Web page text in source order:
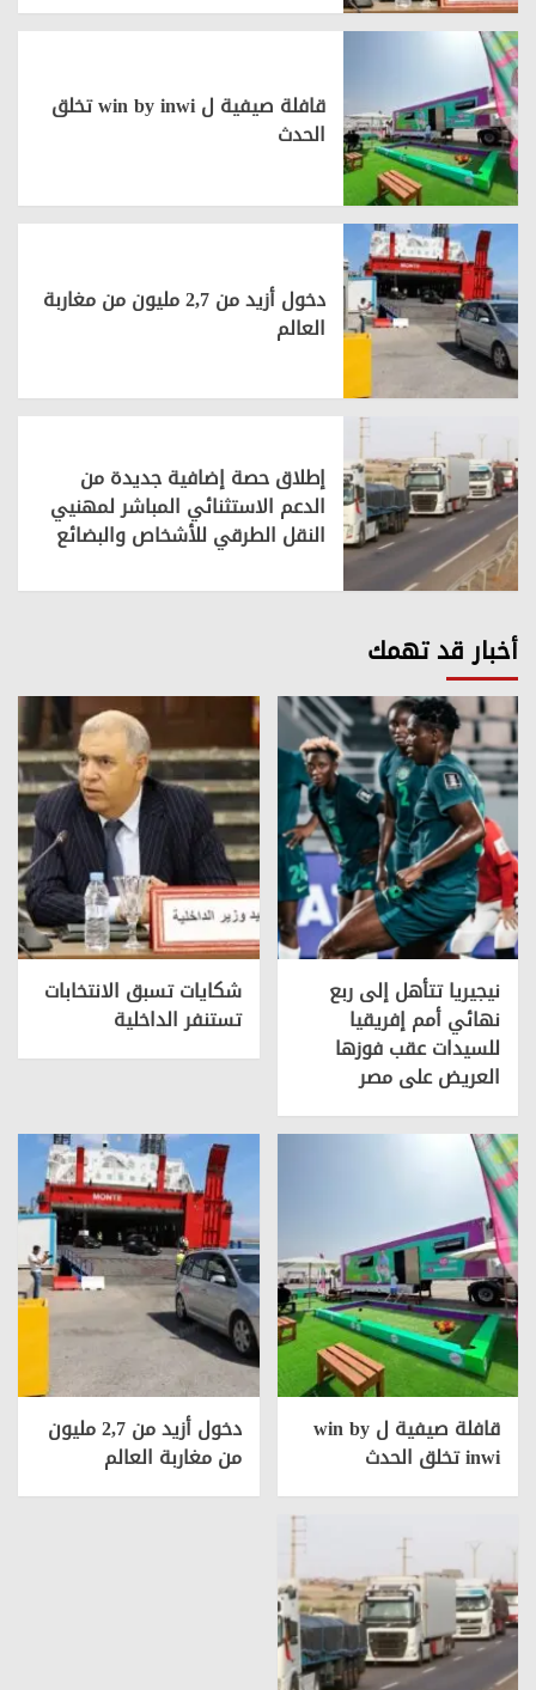
قافلة صيفية ل win by inwi تخلق
الحدث
دخول أزيد من 2,7 مليون من مغاربة
العالم
إطلاق حصة إضافية جديدة من
الدعم الاستثنائي المباشر لمهنيي
النقل الطرقي للأشخاص والبضائع
أخبار قد تهمك
نيجيريا تتأهل إلى ربع
نهائي أمم إفريقيا
للسيدات عقب فوزها
العريض على مصر
شكايات تسبق الانتخابات
تستنفر الداخلية
قافلة صيفية ل win by
inwi تخلق الحدث
دخول أزيد من 2,7 مليون
من مغاربة العالم